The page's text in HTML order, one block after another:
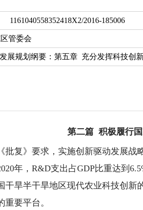
1161040558352418X2/2016-185006
管委会
展规划纲要：第五章 充分发挥科技创
第二篇 积极履行
批复》要求，实施创新驱动发展
年，R&D支出占GDP比重达到
干旱半干旱地区现代农业科技创
要平台。